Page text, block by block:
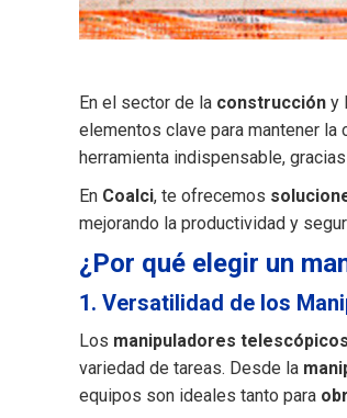
En el sector de la construcción y
elementos clave para mantener la
herramienta indispensable,
En Coalci, te ofrecemos
mejorando la productividad y
¿Por qué elegir un
1. Versatilidad de los
Los manipuladores telescópicos
variedad de tareas. Desde la
equipos son ideales tanto para